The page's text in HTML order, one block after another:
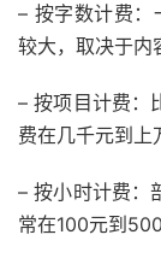
– 按字数计费
较大，取决于内
– 按项目计费：
费在几千元到上
– 按小时计费：
常在100元到500